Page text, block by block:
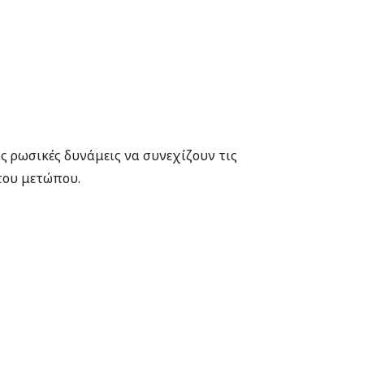
δυνάμεις να συνεχίζουν τις
μετώπου.